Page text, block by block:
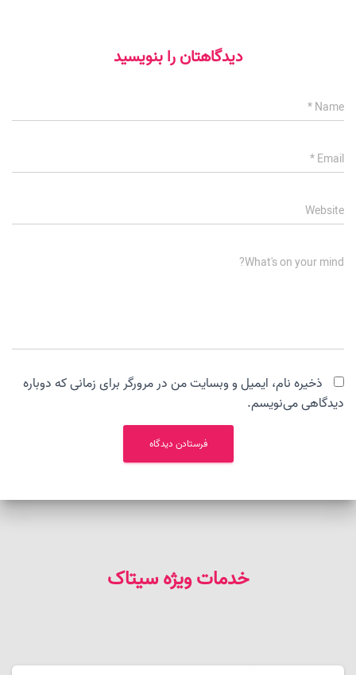
دیدگاهتان را بنویسید
Name
*
Email
*
Website
What's on your mind?
ذخیره نام، ایمیل و وبسایت من در مرورگر برای زمانی که دوباره
دیدگاهی می‌نویسم.
خدمات ویژه سیتاک